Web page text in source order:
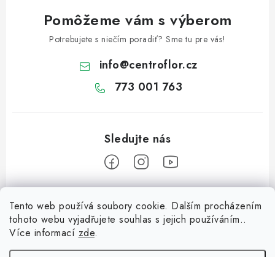
Tento web používá soubory cookie. Dalším procházením
tohoto webu vyjadřujete souhlas s jejich používáním..
Více informací zde.
Pomôžeme vám s výberom
Potrebujete s niečím poradiť? Sme tu pre vás!
info@centroflor.cz
773 001 763
Z
Informace pro vás
Dopravné